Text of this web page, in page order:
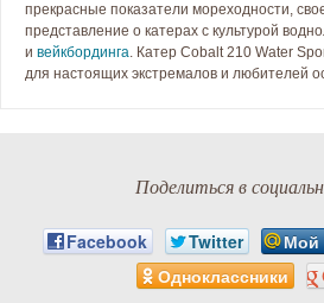
прекрасные показатели мореходности,
представление о катерах с культурой
и вейкбординга. Катер Cobalt 210 Water
для настоящих экстремалов и любителей
Поделиться в
Facebook Twitter Мой
Одноклассники